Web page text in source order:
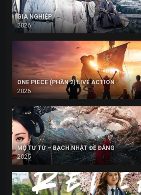
GIA NGHIỆP
2026
ONE PIECE (PHẦN 2) LIVE ACTION
2026
MỘ TƯ TỪ – BẠCH NHẬT ĐỀ ĐĂNG
2025